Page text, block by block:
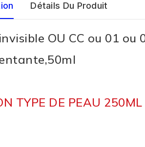
Détails Du Produit
OU CC ou 01 ou
TYPE DE PEAU 250ML